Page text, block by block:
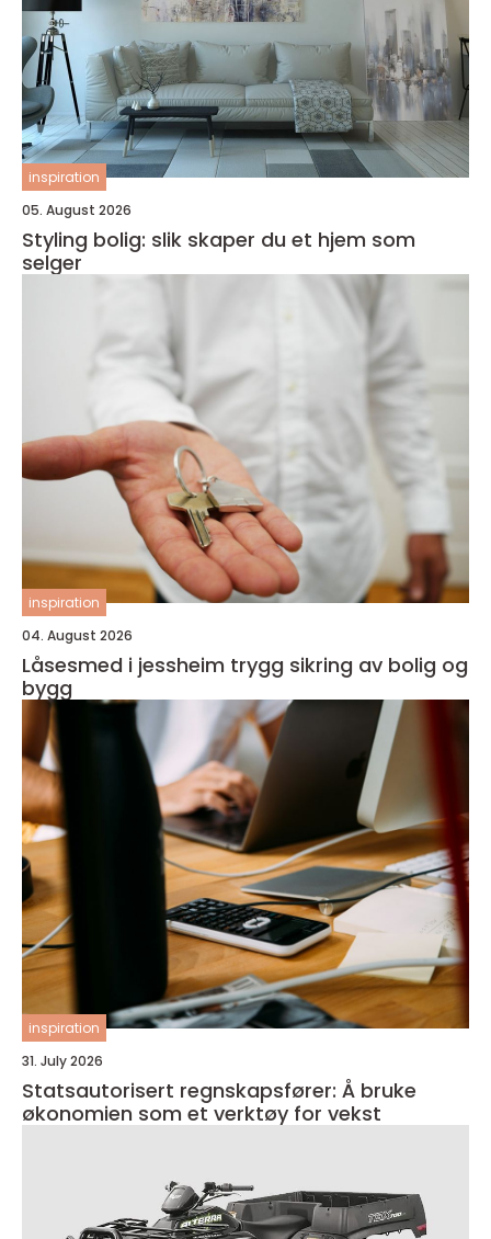
inspiration
05. August 2026
Styling bolig: slik skaper du et hjem som
selger
inspiration
04. August 2026
Låsesmed i jessheim trygg sikring av bolig og
bygg
inspiration
31. July 2026
Statsautorisert regnskapsfører: Å bruke
økonomien som et verktøy for vekst